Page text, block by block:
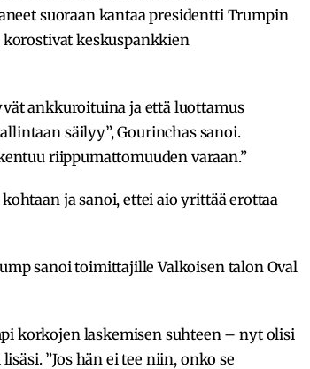
suoraan kantaa presidentti Trumpin
keskuspankkien
ankkuroituina ja että luottamus
säilyy”, Gourinchas sanoi.
riippumattomuuden varaan.”
ja sanoi, ettei aio yrittää erottaa
sanoi toimittajille Valkoisen talon Oval
korkojen laskemisen suhteen – nyt olisi
”Jos hän ei tee niin, onko se